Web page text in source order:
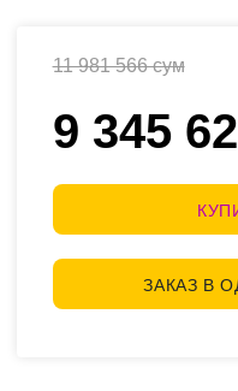
11 981 566 сум
9 345
ЗАКАЗ В